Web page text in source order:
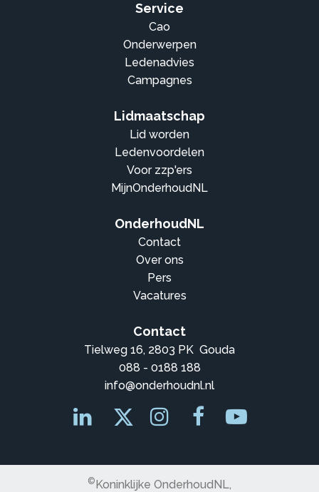
Service
Cao
Onderwerpen
Ledenadvies
Campagnes
Lidmaatschap
Lid worden
Ledenvoordelen
Voor zzp'ers
MijnOnderhoudNL
OnderhoudNL
Contact
Over ons
Pers
Vacatures
Contact
Tielweg 16, 2803 PK Gouda
088 - 0188 188
info@onderhoudnl.nl
©Koninklijke OnderhoudNL,